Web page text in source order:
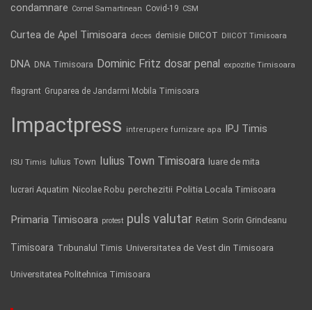
condamnare Cornel Samartinean Covid-19 CSM
Curtea de Apel Timisoara deces demisie DIICOT DIICOT Timisoara
DNA DNA Timisoara Dominic Fritz dosar penal expozitie Timisoara
flagrant Gruparea de Jandarmi Mobila Timisoara
Impactpress intrerupere furnizare apa IPJ Timis
ISU Timis Iulius Town Iulius Town Timisoara luare de mita
lucrari Aquatim Nicolae Robu perchezitii Politia Locala Timisoara
Primaria Timisoara protest puls valutar Retim Sorin Grindeanu
Timisoara Tribunalul Timis Universitatea de Vest din Timisoara
Universitatea Politehnica Timisoara